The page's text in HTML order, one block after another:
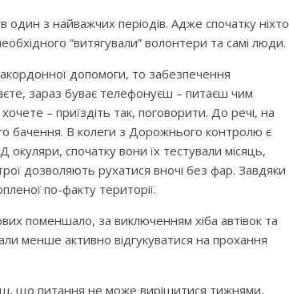
з найважчих періодів. Адже спочатку ніхто
“витягували” волонтери та самі люди.
допомоги, то забезпечення
зараз буває телефонуєш – питаєш чим
– приїздіть так, поговорити. До речі, на
бачення. В колеги з Дорожнього контролю є
спочатку вони їх тестували місяць,
дозволяють рухатися вночі без фар. Завдяки
по-факту території.
поменшало, за виключенням хіба автівок та
менше активно відгукуватися на прохання
що питання не може вирішитися тижнями,